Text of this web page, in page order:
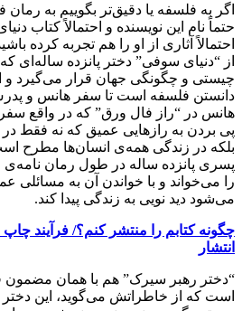
اگر به فلسفه یا دقیق‌تر بگوییم به
حتماً نام این نویسنده و احتمالاً کتاب
احتمالاً آثاری از او را هم تجربه کرده
از “دنیای سوفی” دختر پانزده ساله‌ای
چیستی و چگونگی جهان قرار می‌گیرد و
دانستن فلسفه است تا سفر هانس و
هانس در “راز فال ورق” که در واقع
پی بردن به رازهایی عمیق که نه فقط
بلکه در زندگی همه‌ی انسان‌ها مطرح
پسری پانزده ساله در طول رمان نامه‌ی
را می‌خواند و با خواندن آن به مسائلی
می‌شود دید نویی به زندگی پیدا کند.
چگونه کتابم را منتشر کنم؟/ فرآیند چاپ
انتشار
“دختر رهبر سیرک” هم با همان مضمون
است که از خاطراتش می‌گوید، این دختر